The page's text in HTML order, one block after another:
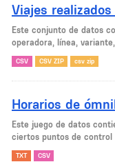
Viajes
Este conjunto de datos
operadora, línea,
CSV CSV ZIP csv zip
Horarios de
Este juego de datos
ciertos puntos de control
TXT CSV